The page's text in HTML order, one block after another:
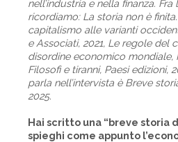
nell’industria e nella finanza.
ricordiamo: La storia non è
capitalismo alle varianti
e Associati, 2021, Le regole del
disordine economico mondiale,
Filosofi e tiranni, Paesi edizioni,
parla nell’intervista è Breve
2025.
Hai scritto una “breve storia
spieghi come appunto